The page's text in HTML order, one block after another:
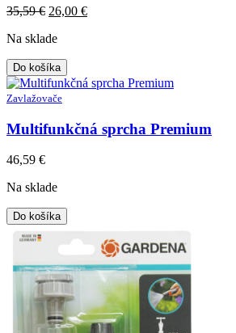
35,59€ Original
was:
26,00 €Current
Na sklade
Do košíka
Zavlažovače
Multifunkčná sprcha Premium
46,59 €
Na sklade
Do košíka